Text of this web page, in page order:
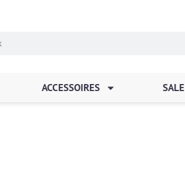
ACCESSOIRES SALE